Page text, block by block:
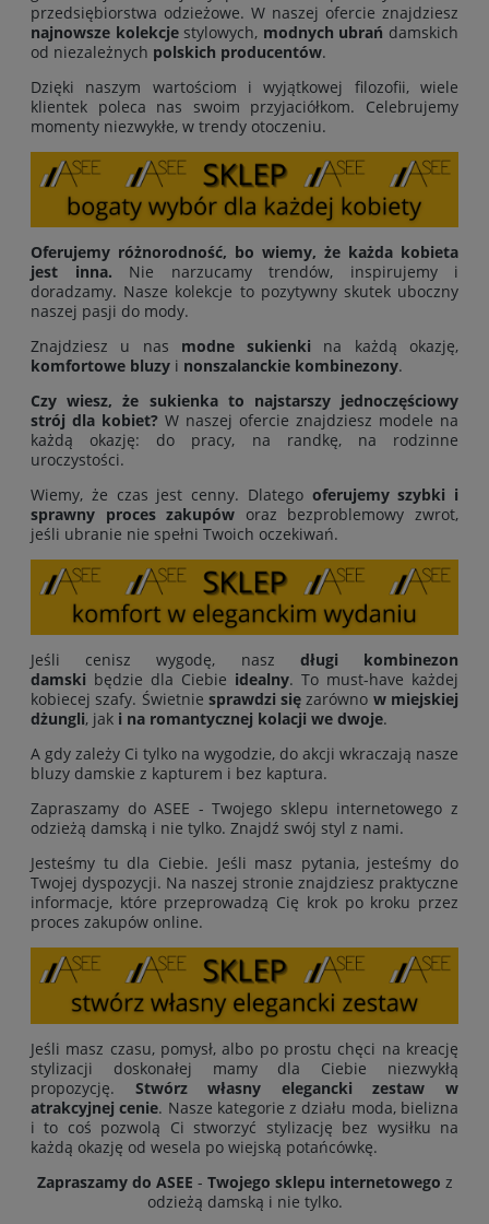
przedsiębiorstwa odzieżowe. W naszej ofercie znajdziesz
najnowsze kolekcjestylowych, modnych ubrań damskich
od niezależnych polskich producentów.
Dzięki naszym wartościom i wyjątkowej filozofii, wiele
klientek poleca nas swoim przyjaciółkom. Celebrujemy
momenty niezwykłe, w trendy otoczeniu.
Oferujemy różnorodność, bo wiemy, że każda kobieta
jest inna. Nie narzucamy trendów, inspirujemy i
doradzamy. Nasze kolekcje to pozytywny skutek uboczny
naszej pasji do mody.
Znajdziesz u nas modne sukienki na każdą okazję,
komfortowe bluzy i nonszalanckie kombinezony.
Czy wiesz, że sukienka to najstarszy jednoczęściowy
strój dla kobiet? W naszej ofercie znajdziesz modele na
każdą okazję: do pracy, na randkę, na rodzinne
uroczystości.
Wiemy, że czas jest cenny. Dlatego oferujemy szybki i
sprawny proces zakupów oraz bezproblemowy zwrot,
jeśli ubranie nie spełni Twoich oczekiwań.
Jeśli cenisz wygodę, nasz długi kombinezon
damski będzie dla Ciebie idealny. To must-have każdej
kobiecej szafy. Świetnie sprawdzi się zarówno w miejskiej
dżungli, jak i na romantycznej kolacji we dwoje.
A gdy zależy Ci tylko na wygodzie, do akcji wkraczają nasze
bluzy damskie z kapturem i bez kaptura.
Zapraszamy do ASEE - Twojego sklepu internetowego z
odzieżą damską i nie tylko. Znajdź swój styl z nami.
Jesteśmy tu dla Ciebie. Jeśli masz pytania, jesteśmy do
Twojej dyspozycji. Na naszej stronie znajdziesz praktyczne
informacje, które przeprowadzą Cię krok po kroku przez
proces zakupów online.
Jeśli masz czasu, pomysł, albo po prostu chęci na kreację
stylizacji doskonałej mamy dla Ciebie niezwykłą
propozycję. Stwórz własny elegancki zestaw w
atrakcyjnej cenie. Nasze kategorie z działu moda, bielizna
i to coś pozwolą Ci stworzyć stylizację bez wysiłku na
każdą okazję od wesela po wiejską potańcówkę.
Zapraszamy do ASEE - Twojego sklepu internetowego z
odzieżą damską i nie tylko.